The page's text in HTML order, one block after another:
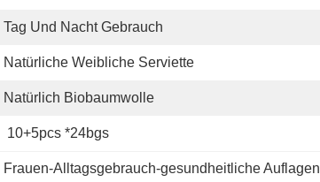
Tag Und Nacht Gebrauch
Natürliche Weibliche Serviette
Natürlich Biobaumwolle
10+5pcs *24bgs
Frauen-Alltagsgebrauch-gesundheitliche Auflagen